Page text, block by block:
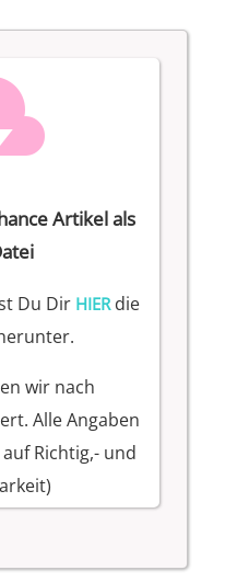
Artikel als
Du Dir HIERdie
wir nach
Alle Angaben
Richtig,- und